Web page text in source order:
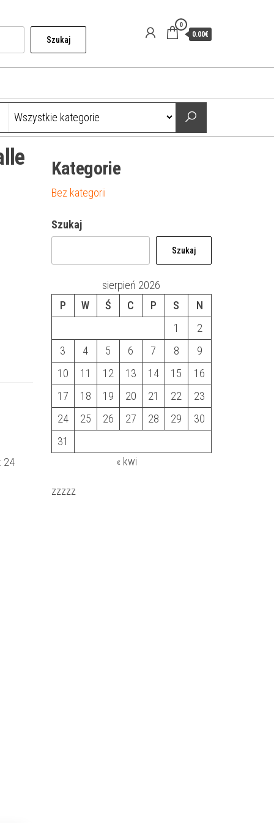
Szukaj
0
0.00€
24
Kategorie
Bez kategorii
Szukaj
Szukaj
sierpień 2026
P
W Ś C P S
N
1
2
3
4 5 6 7 8
9
10
11 12 13 14 15
16
17
18 19 20 21 22
23
24
25 26 27 28 29
30
31
« kwi
zzzzz